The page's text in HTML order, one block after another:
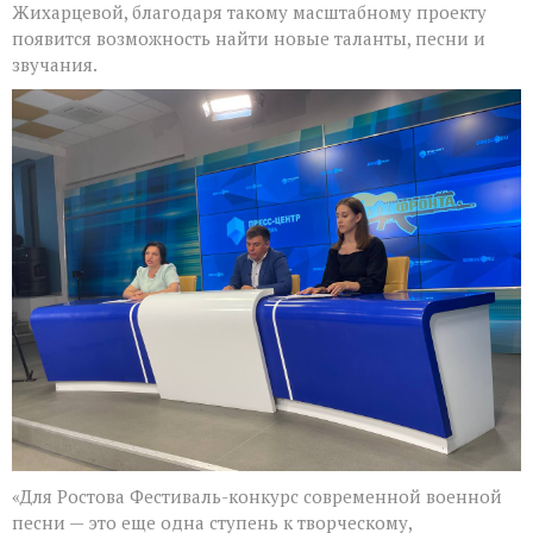
Жихарцевой, благодаря такому масштабному проекту
появится возможность найти новые таланты, песни и
звучания.
«Для Ростова Фестиваль-конкурс современной военной
песни — это еще одна ступень к творческому,